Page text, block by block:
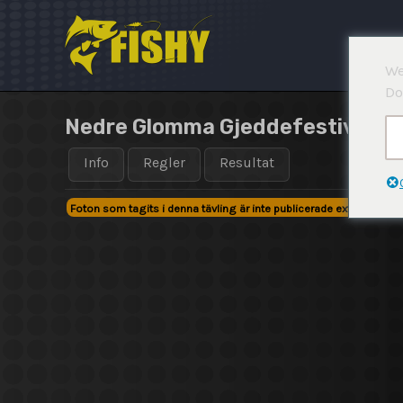
Nedre Glomma Gjeddefestival
Info Regler Resultat
Foton som tagits i denna tävling är inte publicerade externt!